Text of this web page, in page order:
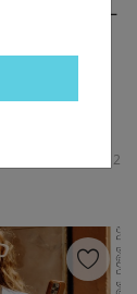
9 августа —
Сегодня
+23...+25,...
12